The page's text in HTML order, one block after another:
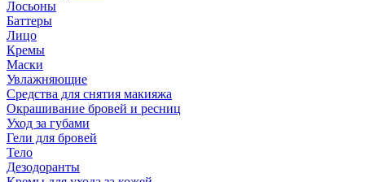
Лосьоны
Баттеры
Лицо
Кремы
Маски
Увлажняющие
Средства для снятия макияжа
Окрашивание бровей и ресниц
Уход за губами
Гели для бровей
Тело
Дезодоранты